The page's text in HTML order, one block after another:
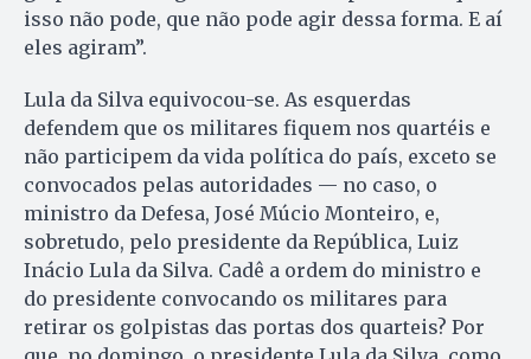
isso não pode, que não pode agir dessa forma. E aí
eles agiram”.
Lula da Silva equivocou-se. As esquerdas
defendem que os militares fiquem nos quartéis e
não participem da vida política do país, exceto se
convocados pelas autoridades — no caso, o
ministro da Defesa, José Múcio Monteiro, e,
sobretudo, pelo presidente da República, Luiz
Inácio Lula da Silva. Cadê a ordem do ministro e
do presidente convocando os militares para
retirar os golpistas das portas dos quarteis? Por